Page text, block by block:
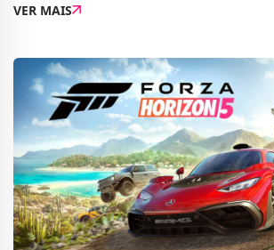
novas informações desde o seu
VER MAIS